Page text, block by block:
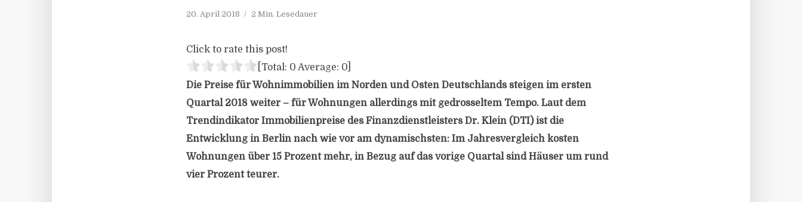
20. April 2018 2 Min. Lesedauer
Click to rate this post!
[Total: 0 Average: 0
Die Preise für Wohnimmobilien im Norden und Osten Deutschlands steigen im ersten
Quartal 2018 weiter – für Wohnungen allerdings mit gedrosseltem Tempo. Laut dem
Trendindikator Immobilienpreise des Finanzdienstleisters Dr. Klein (DTI) ist die
Entwicklung in Berlin nach wie vor am dynamischsten: Im Jahresvergleich kosten
Wohnungen über 15 Prozent mehr, in Bezug auf das vorige Quartal sind Häuser um rund
vier Prozent teurer.